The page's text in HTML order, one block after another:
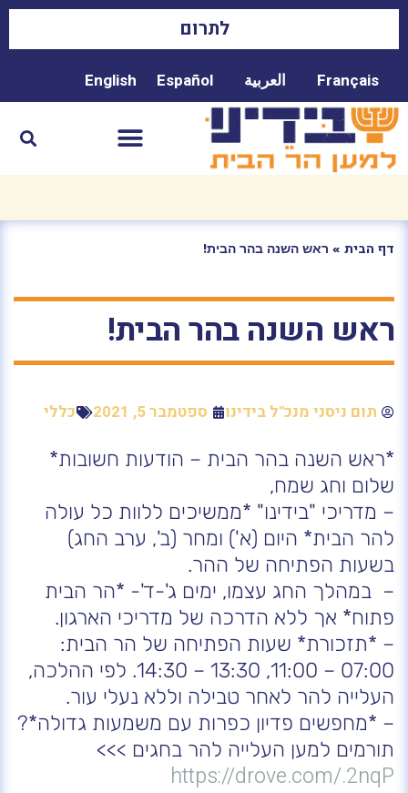
לתרום
Français العربية Español
English
דף הבית » ראש השנה בהר הבית!
ראש השנה בהר הבית!
תום ניסני מנכ"ל בידינו ספטמבר 5, 2021 כללי
*ראש השנה בהר הבית – הודעות חשובות*
שלום וחג שמח,
– מדריכי "בידינו" *ממשיכים ללוות כל עולה
להר הבית* היום (א') ומחר (ב', ערב החג)
בשעות הפתיחה של ההר.
– במהלך החג עצמו, ימים ג'-ד'- *הר הבית
פתוח* אך ללא הדרכה של מדריכי הארגון.
– *תזכורת* שעות הפתיחה של הר הבית:
07:00 – 11:00, 13:30 – 14:30. לפי ההלכה,
העלייה להר לאחר טבילה וללא נעלי עור.
– *מחפשים פדיון כפרות עם משמעות גדולה*?
תורמים למען העלייה להר בחגים >>>
https://drove.com/.2nqP